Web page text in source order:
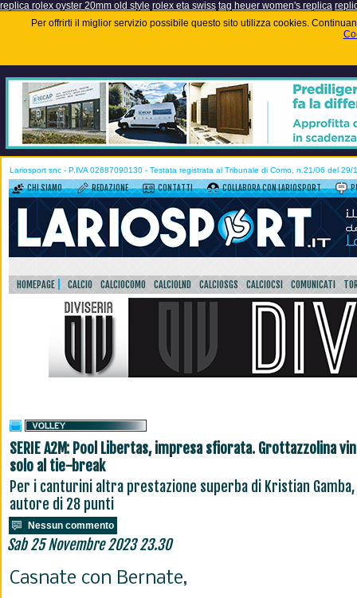
replica rolex oyster 20mm old style rolex eta swiss tag heuer women's replica
Per offrirti il miglior servizio possibile questo sito utilizza cookies.
Lariosport snc - P.IVA 02687090130 - Testata registrata al Tribunale di Como, n.21/06 del 29/
CHI SIAMO REDAZIONE CONTATTI COLLABORA CON LARIOSPORT
HOMEPAGE CALCIO CALCIOCOMO CALCIOLND CALCIOSGS CALCIOCSI COMUNICATI
SERIE A2M: Pool Libertas, impresa sfiorata. Grottazzolina
solo al tie-break
Per i canturini altra prestazione superba di Kristian Gamba,
autore di 28 punti
Nessun commento
Sab 25 Novembre 2023 23.30
Casnate con Bernate,